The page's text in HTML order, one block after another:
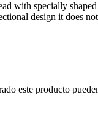
with specially
design it does
este producto